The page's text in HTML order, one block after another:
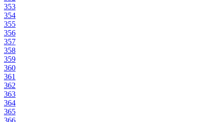
353
354
355
356
357
358
359
360
361
362
363
364
365
366